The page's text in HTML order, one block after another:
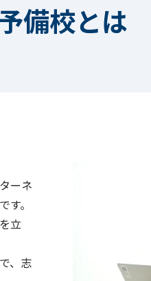
備校とは
ーネ
。
立
、志